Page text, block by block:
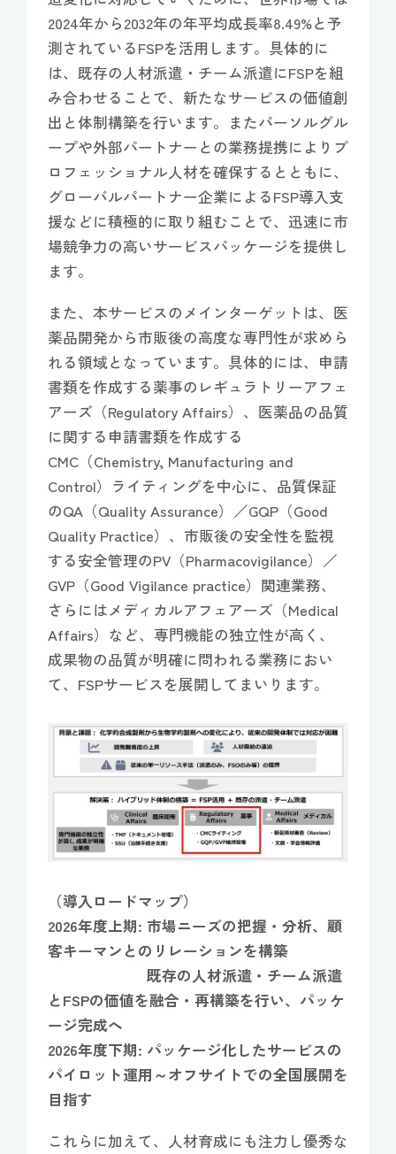
2024年から2032年の年平均成長率8.49%と予
測されているFSPを活用します。具体的に
は、既存の人材派遣・チーム派遣にFSPを組
み合わせることで、新たなサービスの価値創
出と体制構築を行います。またパーソルグル
ープや外部パートナーとの業務提携によりプ
ロフェッショナル人材を確保するとともに、
グローバルパートナー企業によるFSP導入支
援などに積極的に取り組むことで、迅速に市
場競争力の高いサービスパッケージを提供し
ます。
また、本サービスのメインターゲットは、医
薬品開発から市販後の高度な専門性が求めら
れる領域となっています。具体的には、申請
書類を作成する薬事のレギュラトリーアフェ
アーズ（Regulatory Affairs）、医薬品の品質
に関する申請書類を作成する
CMC（Chemistry, Manufacturing and
Control）ライティングを中心に、品質保証
のQA（Quality Assurance）／GQP（Good
Quality Practice）、市販後の安全性を監視
する安全管理のPV（Pharmacovigilance）／
GVP（Good Vigilance practice）関連業務、
さらにはメディカルアフェアーズ（Medical
Affairs）など、専門機能の独立性が高く、
成果物の品質が明確に問われる業務におい
て、FSPサービスを展開してまいります。
（導入ロードマップ）
2026年度上期: 市場ニーズの把握・分析、顧
客キーマンとのリレーションを構築
既存の人材派遣・チーム派遣
とFSPの価値を融合・再構築を行い、パッケ
ージ完成へ
2026年度下期: パッケージ化したサービスの
パイロット運用～オフサイトでの全国展開を
目指す
これらに加えて、人材育成にも注力し優秀な